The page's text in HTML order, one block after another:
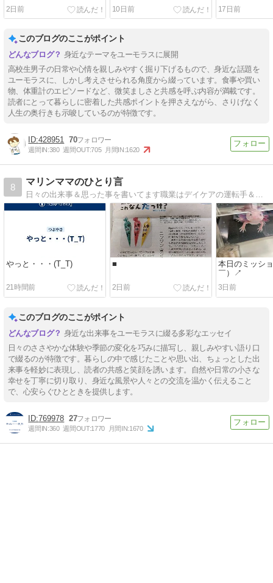
2日前
10日前
17日前
このブログのここがポイント
身近なテーマをユーモラスに展開
高校生男子の日常や心情を親しみやすく掘り下げるもので、身近な話題を
ユーモラスに、しかし考えさせられる角度から綴っています。食事や買い
物、体重計のエピソードなど、微笑ましさと共感を呼ぶ内容が満載です。
読者にとって暮らしに密着した共感ポイントを押さえながら、さりげなく
人生の奥行きも示唆しているのが特徴です。
428951 70
週間IN:380 週間OUT:705 月間IN:1620
8
マリンママのひとり言
日々の出来事＆思った事を書いてます職業はデイケアの運転手＆小さな会社の経理＆主婦です
やっと・・・(T_T)
21時間前
■
2日前
本日のミッシ
￣）↗
3日前
このブログのここがポイント
身近な出来事をユーモラスに綴る多彩なエッセイ
日々のささやかな体験や季節の変化を巧みに描写し、親しみやすい語り口
で綴るのが特徴です。暮らしの中で感じたことや思い出、ちょっとした出
来事を軽妙に表現し、読者の共感と笑顔を誘います。自然や日常の小さな
幸せを丁寧に切り取り、身近な風景や人々との交流を温かく伝えること
で、心安らぐひとときを提供します。
769978 27
週間IN:360 週間OUT:1770 月間IN:1670